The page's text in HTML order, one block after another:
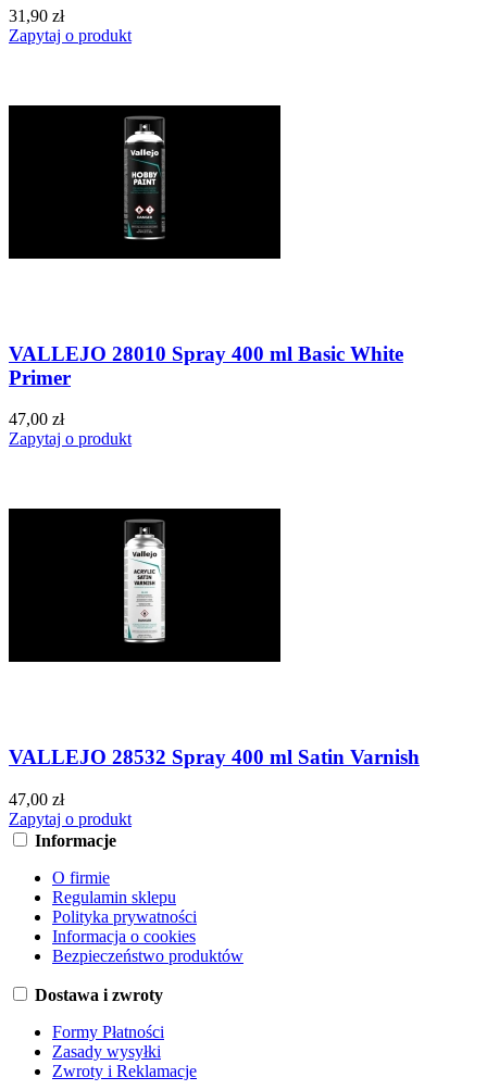
31,90 zł
Zapytaj o produkt
VALLEJO 28010 Spray 400 ml Basic White
Primer
47,00 zł
Zapytaj o produkt
VALLEJO 28532 Spray 400 ml Satin Varnish
47,00 zł
Zapytaj o produkt
Informacje
O firmie
Regulamin sklepu
Polityka prywatności
Informacja o cookies
Bezpieczeństwo produktów
Dostawa i zwroty
Formy Płatności
Zasady wysyłki
Zwroty i Reklamacje